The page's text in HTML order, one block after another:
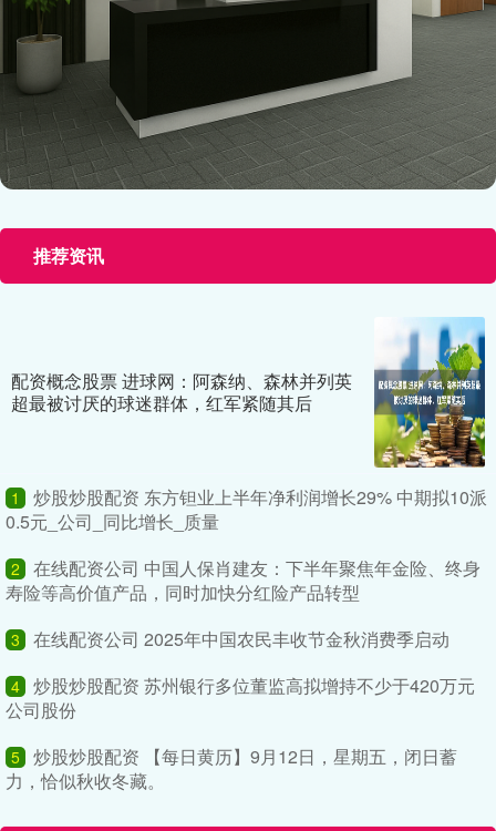
推荐资讯
配资概念股票 进球网：阿森纳、森林并列英
超最被讨厌的球迷群体，红军紧随其后
1
炒股炒股配资 东方钽业上半年净利润增长29% 中期拟10派
0.5元_公司_同比增长_质量
2
在线配资公司 中国人保肖建友：下半年聚焦年金险、终身
寿险等高价值产品，同时加快分红险产品转型
3 在线配资公司 2025年中国农民丰收节金秋消费季启动
4 炒股炒股配资 苏州银行多位董监高拟增持不少于420万元
公司股份
5 炒股炒股配资 【每日黄历】9月12日，星期五，闭日蓄
力，恰似秋收冬藏。